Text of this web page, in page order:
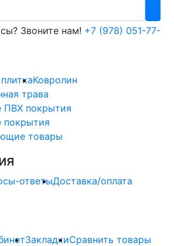
Звоните нам! +7 (978) 051-77-
Ковролин
трава
ПВХ покрытия
покрытия
товары
ответыДоставка/оплата
ЗакладкиСравнить товары